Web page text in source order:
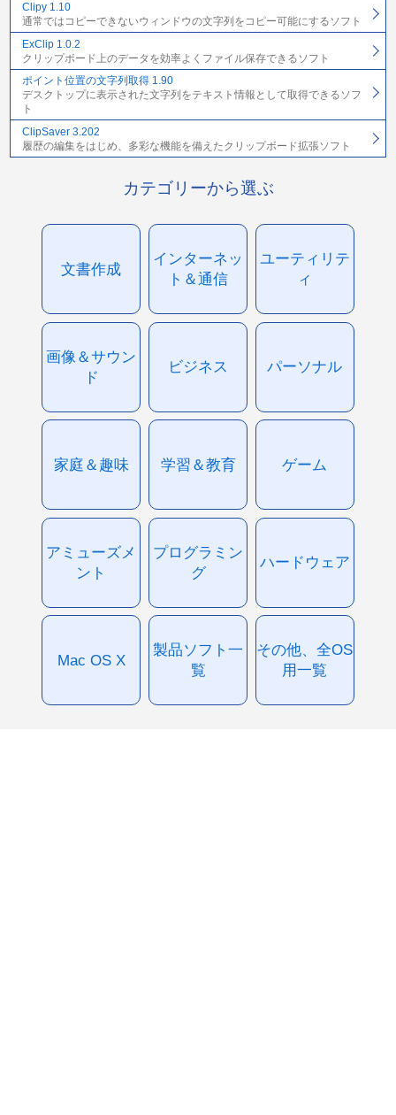
Clipy 1.10
通常ではコピーできないウィンドウの文字列をコピー可能にするソフト
ExClip 1.0.2
クリップボード上のデータを効率よくファイル保存できるソフト
ポイント位置の文字列取得 1.90
デスクトップに表示された文字列をテキスト情報として取得できるソフ
ト
ClipSaver 3.202
履歴の編集をはじめ、多彩な機能を備えたクリップボード拡張ソフト
カテゴリーから選ぶ
文書作成
インターネッ
ト＆通信
ユーティリテ
ィ
画像＆サウン
ド
ビジネス パーソナル
家庭＆趣味 学習＆教育 ゲーム
アミューズメ
ント
プログラミン
グ
ハードウェア
Mac OS X
製品ソフト一
覧
その他、全OS
用一覧